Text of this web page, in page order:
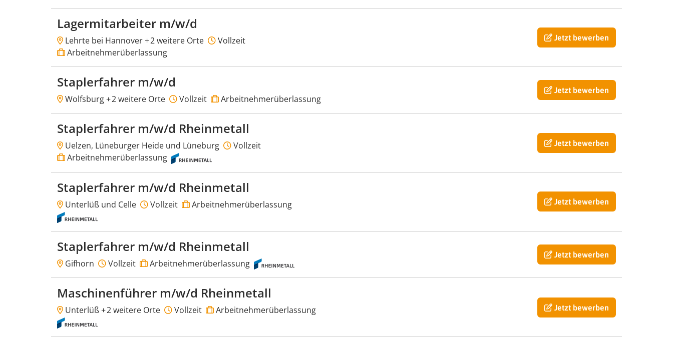
Lagermitarbeiter m/w/d
Lehrte bei Hannover +2 weitere Orte
Vollzeit
Arbeitnehmerüberlassung
Jetzt bewerben
Staplerfahrer m/w/d
Wolfsburg +2 weitere Orte Vollzeit Arbeitnehmerüberlassung
Jetzt bewerben
Staplerfahrer m/w/d Rheinmetall
Uelzen, Lüneburger Heide und Lüneburg
Vollzeit
Arbeitnehmerüberlassung
Jetzt bewerben
Staplerfahrer m/w/d Rheinmetall
Unterlüß und Celle Vollzeit Arbeitnehmerüberlassung Jetzt bewerben
Staplerfahrer m/w/d Rheinmetall
Gifhorn Vollzeit Arbeitnehmerüberlassung
Jetzt bewerben
Maschinenführer m/w/d Rheinmetall
Unterlüß +2 weitere Orte Vollzeit Arbeitnehmerüberlassung Jetzt bewerben